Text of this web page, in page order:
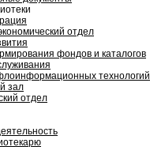
отдел
фондов и каталогов
технологий
зал
отдел